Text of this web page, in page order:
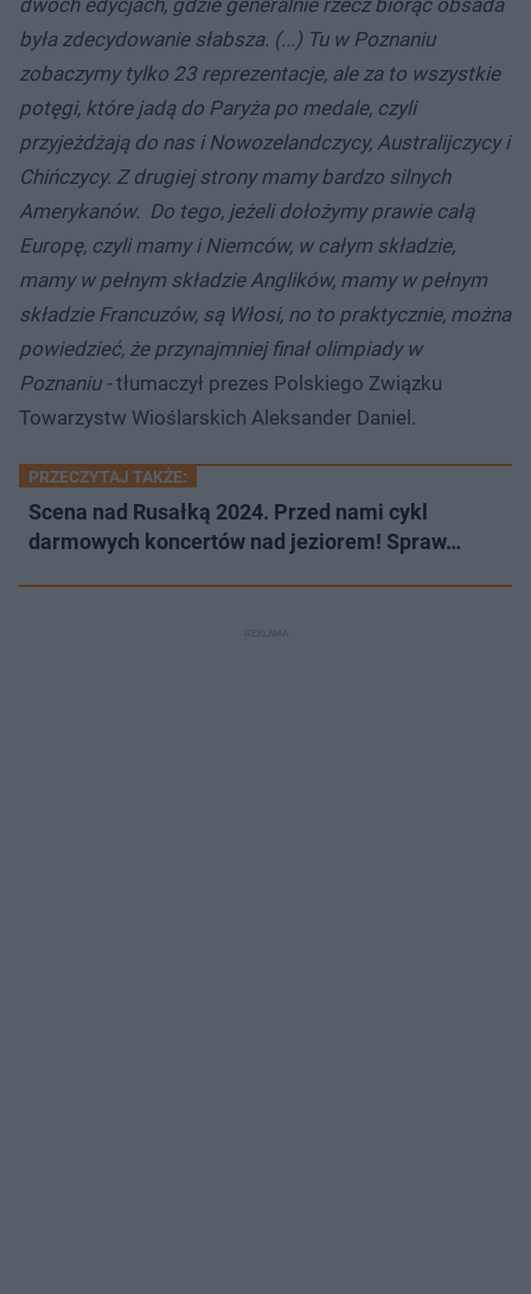
była zdecydowanie słabsza. (...) Tu w Poznaniu
zobaczymy tylko 23 reprezentacje, ale za to wszystkie
potęgi, które jadą do Paryża po medale, czyli
przyjeżdżają do nas i Nowozelandczycy, Australijczycy i
Chińczycy. Z drugiej strony mamy bardzo silnych
Amerykanów. Do tego, jeżeli dołożymy prawie całą
Europę, czyli mamy i Niemców, w całym składzie,
mamy w pełnym składzie Anglików, mamy w pełnym
składzie Francuzów, są Włosi, no to praktycznie, można
powiedzieć, że przynajmniej finał olimpiady w
Poznaniu -tłumaczył prezes Polskiego Związku
Towarzystw Wioślarskich Aleksander Daniel.
PRZECZYTAJ TAKŻE:
Scena nad Rusałką 2024. Przed nami cykl
darmowych koncertów nad jeziorem! Spraw…